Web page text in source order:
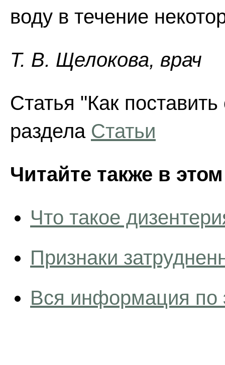
воду в течение
Т. В. Щелокова, врач
Статья "Как
раздела Статьи
Читайте также в
Что такое
Признаки
Вся информация по